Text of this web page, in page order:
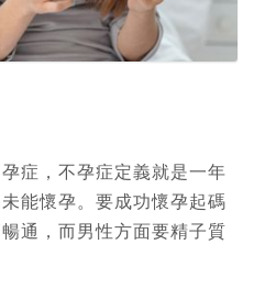
症，不孕症定義就是一年
能懷孕。要成功懷孕起碼
通，而男性方面要精子質